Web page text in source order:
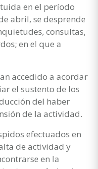
en el período
abril, se desprende
consultas,
en el que a
accedido a acordar
el sustento de los
del haber
de la actividad.
efectuados en
de actividad y
en la